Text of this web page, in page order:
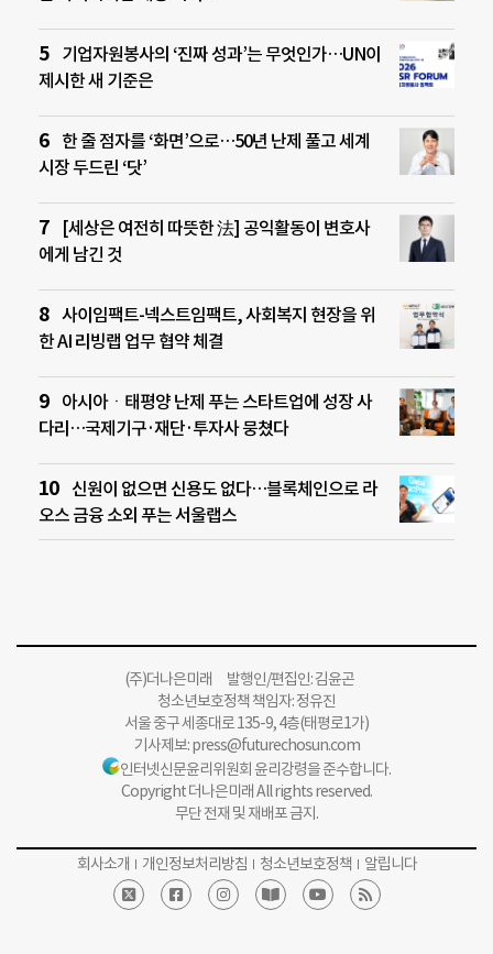
기업자원봉사의 ‘진짜 성과’는 무엇인가…UN이
제시한 새 기준은
한 줄 점자를 ‘화면’으로…50년 난제 풀고 세계
시장 두드린 ‘닷’
[세상은 여전히 따뜻한 法] 공익활동이 변호사
에게 남긴 것
사이임팩트-넥스트임팩트, 사회복지 현장을 위
한 AI 리빙랩 업무 협약 체결
아시아ㆍ태평양 난제 푸는 스타트업에 성장 사
다리…국제기구·재단·투자사 뭉쳤다
신원이 없으면 신용도 없다…블록체인으로 라
오스 금융 소외 푸는 서울랩스
(주)더나은미래 발행인/편집인: 김윤곤
청소년보호정책 책임자: 정유진
서울 중구 세종대로 135-9, 4층(태평로1가)
기사제보:press@futurechosun.com
인터넷신문윤리위원회 윤리강령을 준수합니다.
Copyright 더나은미래 All rights reserved.
무단 전재 및 재배포 금지.
회사소개 개인정보처리방침 청소년보호정책 알립니다